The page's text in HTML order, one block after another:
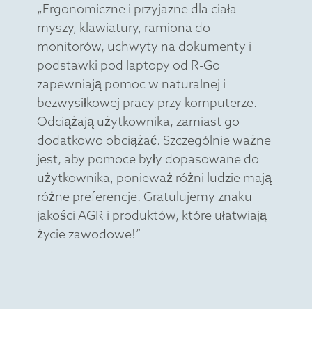
„Ergonomiczne i przyjazne dla ciała
myszy, klawiatury, ramiona do
monitorów, uchwyty na dokumenty i
podstawki pod laptopy od R-Go
zapewniają pomoc w naturalnej i
bezwysiłkowej pracy przy komputerze.
Odciążają użytkownika, zamiast go
dodatkowo obciążać. Szczególnie ważne
jest, aby pomoce były dopasowane do
użytkownika, ponieważ różni ludzie mają
różne preferencje. Gratulujemy znaku
jakości AGR i produktów, które ułatwiają
życie zawodowe!”